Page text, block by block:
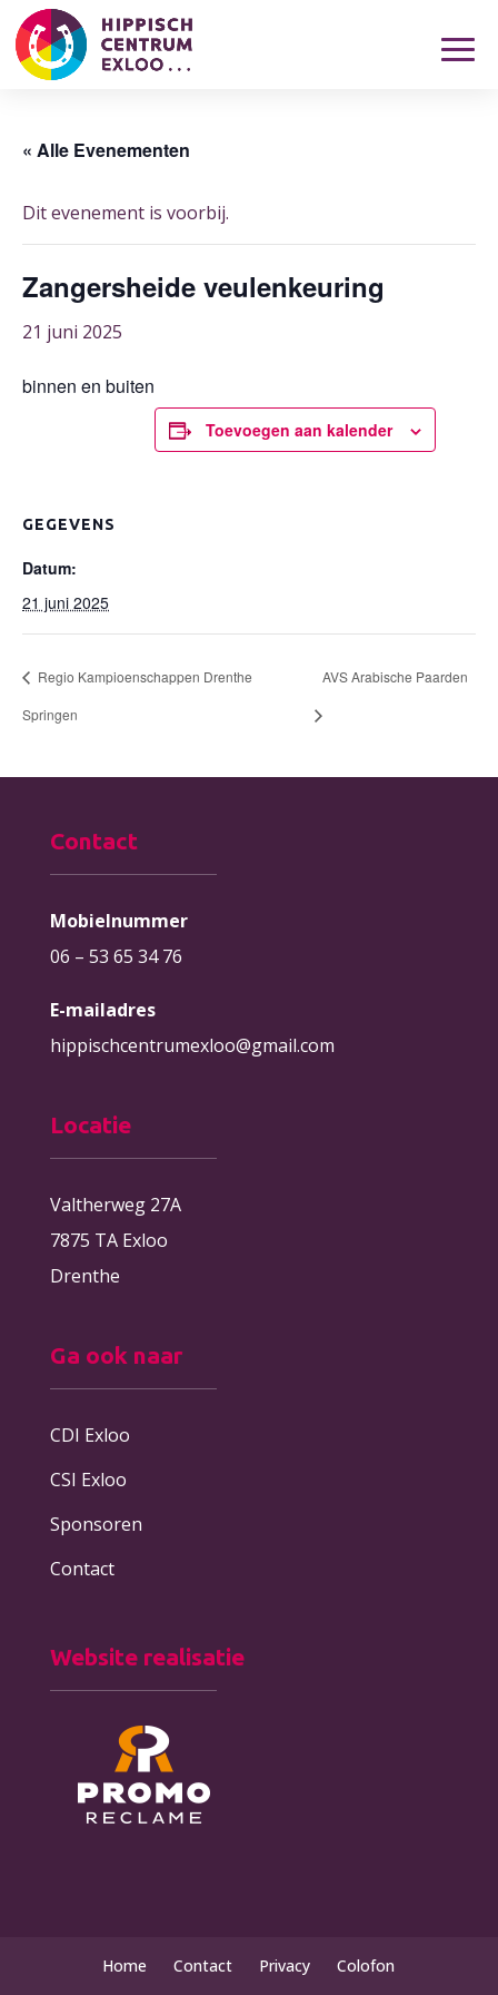
« Alle Evenementen
Dit evenement is voorbij.
Zangersheide veulenkeuring
21 juni 2025
binnen en buiten
Toevoegen aan kalender
GEGEVENS
Datum:
21 juni 2025
Regio Kampioenschappen Drenthe
Springen
AVS Arabische Paarden
Contact
Mobielnummer
06 – 53 65 34 76
E-mailadres
hippischcentrumexloo@gmail.com
Locatie
Valtherweg 27A
7875 TA Exloo
Drenthe
Ga ook naar
CDI Exloo
CSI Exloo
Sponsoren
Contact
Website realisatie
Home Contact Privacy Colofon